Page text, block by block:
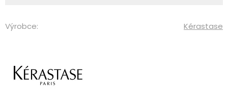
Výrobce: Kérastase